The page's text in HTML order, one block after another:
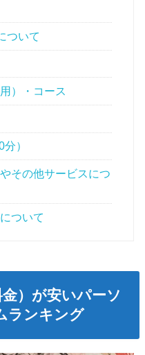
ついて
）・コース
）
その他サービスにつ
ついて
）が安いパーソ
ランキング